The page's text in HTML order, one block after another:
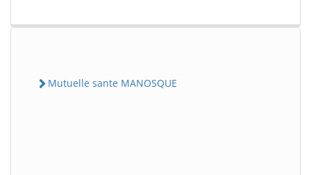
Mutuelle sante MANOSQUE